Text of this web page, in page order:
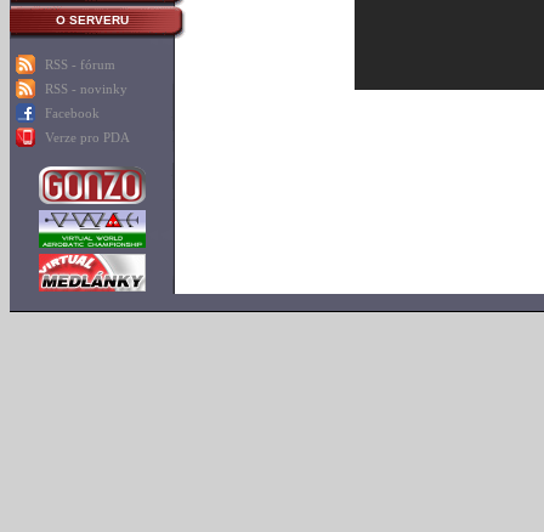
O SERVERU
RSS - fórum
RSS - novinky
Facebook
Verze pro PDA